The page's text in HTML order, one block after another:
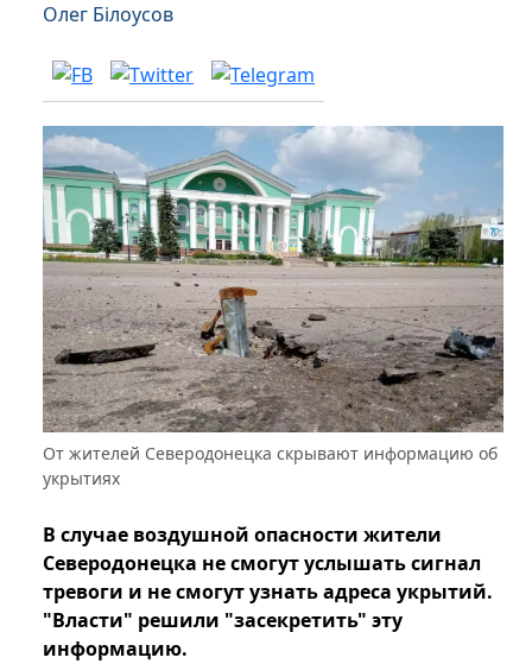
Олег Білоусов
От жителей Северодонецка скрывают информацию об
укрытиях
В случае воздушной опасности жители
Северодонецка не смогут услышать сигнал
тревоги и не смогут узнать адреса укрытий.
"Власти" решили "засекретить" эту
информацию.